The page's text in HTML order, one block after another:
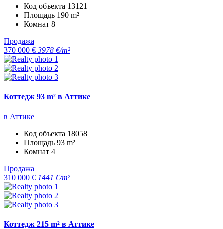
Код объекта 13121
Площадь 190 m²
Комнат 8
Продажа
370 000 € 3978 €/m²
Коттедж 93 m² в Аттике
в Аттике
Код объекта 18058
Площадь 93 m²
Комнат 4
Продажа
310 000 € 1441 €/m²
Коттедж 215 m² в Аттике